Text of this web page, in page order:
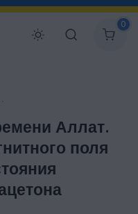
0
Аллат.
поля